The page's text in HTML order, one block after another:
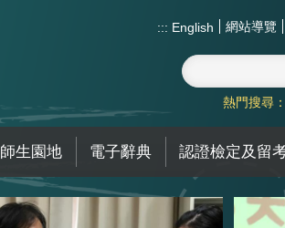
::: English 網站導覽
熱門搜尋：
師生園地 電子辭典 認證檢定及留